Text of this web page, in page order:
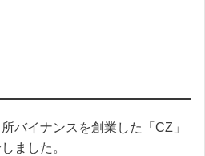
バイナンスを創業した「CZ」
ました。